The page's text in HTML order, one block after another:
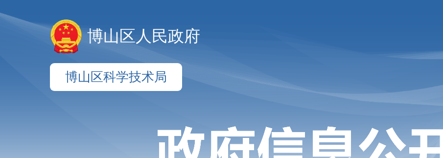
博山区人民政府
博山区科学技术局